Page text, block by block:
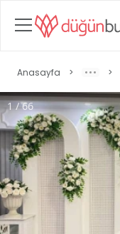
Anasayfa > >
1 / 66